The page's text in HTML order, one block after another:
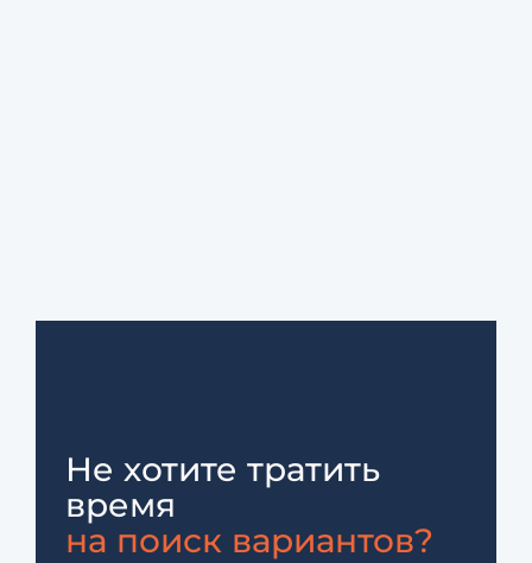
Не хотите тратить
время
на поиск вариантов?